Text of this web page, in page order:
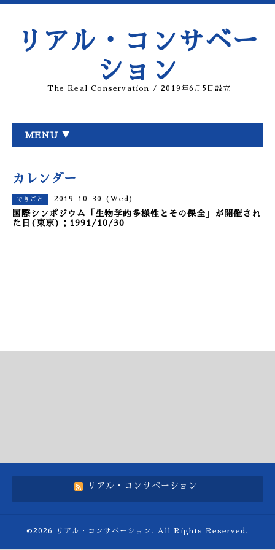
リアル・コンサベー
ション
The Real Conservation / 2019年6月5日設立
MENU ▼
カレンダー
できごと 2019-10-30 (Wed)
国際シンポジウム「生物学的多様性とその保全」が開催され
た日(東京)：1991/10/30
リアル・コンサベーション
©2026 リアル・コンサベーション . All Rights Reserved.